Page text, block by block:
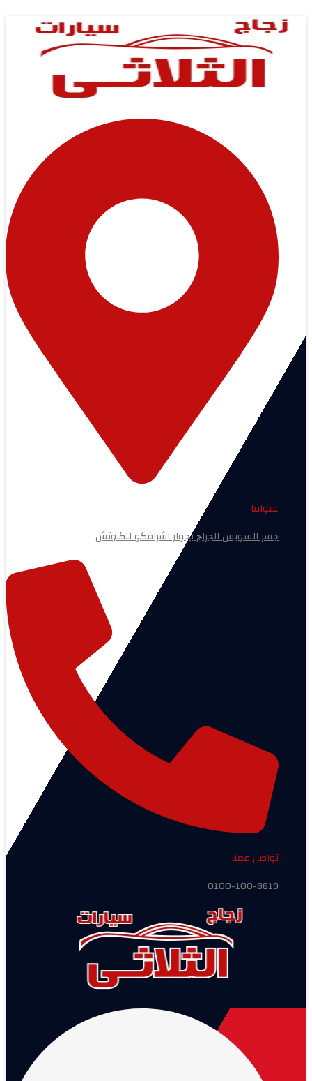
content
عنواننا
جسر السويس الجراج بجوار اشرافكو للكاوتش
تواصل معنا
0100-100-8819